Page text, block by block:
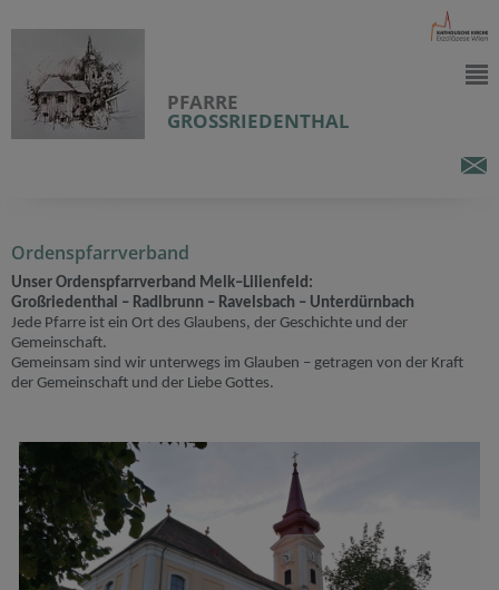
PFARRE
GROSSRIEDENTHAL
Ordenspfarrverband
Unser Ordenspfarrverband Melk–Lilienfeld:
Großriedenthal – Radlbrunn – Ravelsbach – Unterdürnbach
Jede Pfarre ist ein Ort des Glaubens, der Geschichte und der
Gemeinschaft.
Gemeinsam sind wir unterwegs im Glauben – getragen von der Kraft
der Gemeinschaft und der Liebe Gottes.